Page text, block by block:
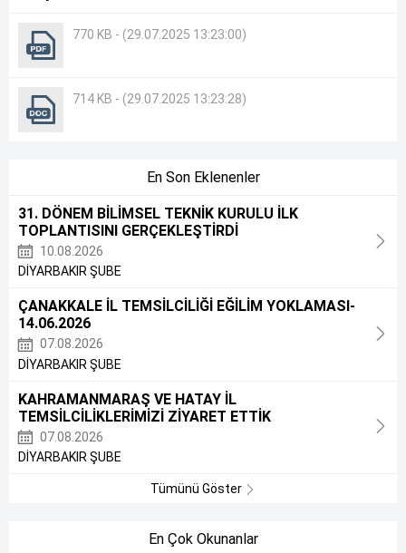
770 KB - (29.07.2025 13:23:00)
714 KB - (29.07.2025 13:23:28)
En Son Eklenenler
31. DÖNEM BİLİMSEL TEKNİK KURULU İLK
TOPLANTISINI GERÇEKLEŞTİRDİ
10.08.2026
DİYARBAKIR ŞUBE
ÇANAKKALE İL TEMSİLCİLİĞİ EĞİLİM YOKLAMASI-
14.06.2026
07.08.2026
DİYARBAKIR ŞUBE
KAHRAMANMARAŞ VE HATAY İL
TEMSİLCİLİKLERİMİZİ ZİYARET ETTİK
07.08.2026
DİYARBAKIR ŞUBE
Tümünü Göster
En Çok Okunanlar